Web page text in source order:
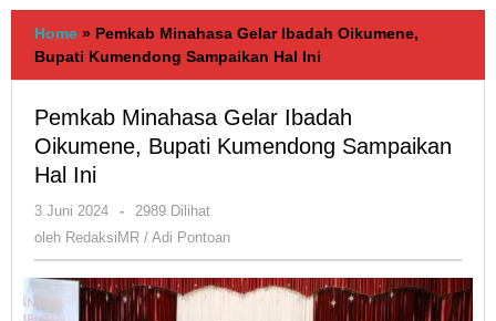
Home » Pemkab Minahasa Gelar Ibadah Oikumene,
Bupati Kumendong Sampaikan Hal Ini
Pemkab Minahasa Gelar Ibadah
Oikumene, Bupati Kumendong Sampaikan
Hal Ini
3 Juni 2024
oleh
RedaksiMR
Pontoan
-
2989 Dilihat
oleh RedaksiMR / Adi Pontoan